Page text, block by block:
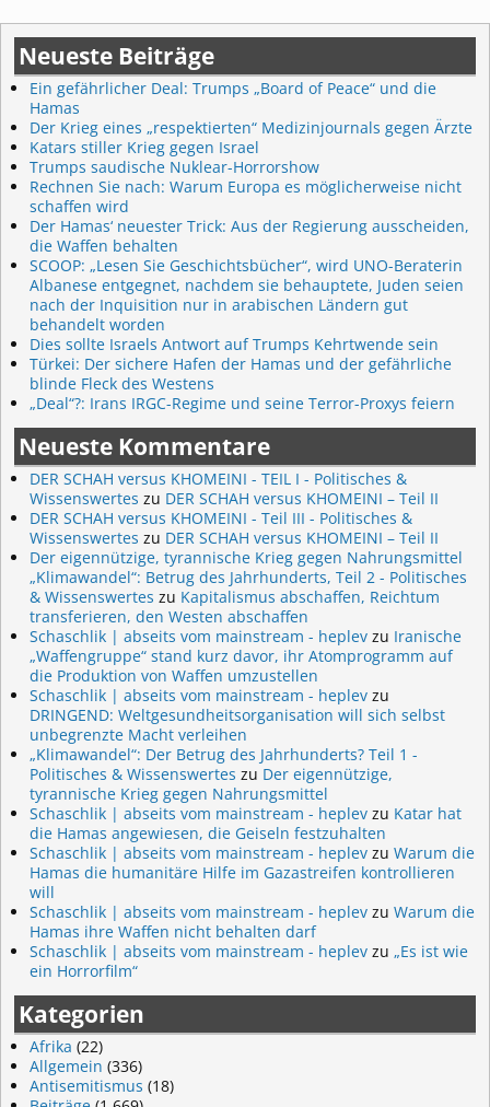
Neueste Beiträge
Ein gefährlicher Deal: Trumps „Board of Peace“ und die
Hamas
Der Krieg eines „respektierten“ Medizinjournals gegen Ärzte
Katars stiller Krieg gegen Israel
Trumps saudische Nuklear-Horrorshow
Rechnen Sie nach: Warum Europa es möglicherweise nicht
schaffen wird
Der Hamas‘ neuester Trick: Aus der Regierung ausscheiden,
die Waffen behalten
SCOOP: „Lesen Sie Geschichtsbücher“, wird UNO-Beraterin
Albanese entgegnet, nachdem sie behauptete, Juden seien
nach der Inquisition nur in arabischen Ländern gut
behandelt worden
Dies sollte Israels Antwort auf Trumps Kehrtwende sein
Türkei: Der sichere Hafen der Hamas und der gefährliche
blinde Fleck des Westens
„Deal“?: Irans IRGC-Regime und seine Terror-Proxys feiern
Neueste Kommentare
DER SCHAH versus KHOMEINI - TEIL I - Politisches &
Wissenswertes zu DER SCHAH versus KHOMEINI – Teil II
DER SCHAH versus KHOMEINI - Teil III - Politisches &
Wissenswertes zu DER SCHAH versus KHOMEINI – Teil II
Der eigennützige, tyrannische Krieg gegen Nahrungsmittel
„Klimawandel“: Betrug des Jahrhunderts, Teil 2 - Politisches
& Wissenswertes zu Kapitalismus abschaffen, Reichtum
transferieren, den Westen abschaffen
Schaschlik | abseits vom mainstream - heplev zu Iranische
„Waffengruppe“ stand kurz davor, ihr Atomprogramm auf
die Produktion von Waffen umzustellen
Schaschlik | abseits vom mainstream - heplev zu
DRINGEND: Weltgesundheitsorganisation will sich selbst
unbegrenzte Macht verleihen
„Klimawandel“: Der Betrug des Jahrhunderts? Teil 1 -
Politisches & Wissenswertes zu Der eigennützige,
tyrannische Krieg gegen Nahrungsmittel
Schaschlik | abseits vom mainstream - heplev zu Katar hat
die Hamas angewiesen, die Geiseln festzuhalten
Schaschlik | abseits vom mainstream - heplev zu Warum die
Hamas die humanitäre Hilfe im Gazastreifen kontrollieren
will
Schaschlik | abseits vom mainstream - heplev zu Warum die
Hamas ihre Waffen nicht behalten darf
Schaschlik | abseits vom mainstream - heplev zu „Es ist wie
ein Horrorfilm“
Kategorien
Afrika (22)
Allgemein (336)
Antisemitismus (18)